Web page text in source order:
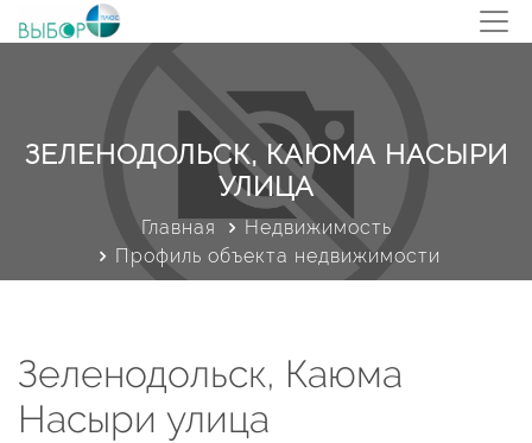
ЗЕЛЕНОДОЛЬСК, КАЮМА НАСЫРИ
УЛИЦА
Главная
Недвижимость
Профиль объекта недвижимости
Зеленодольск, Каюма
Насыри улица